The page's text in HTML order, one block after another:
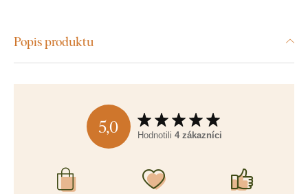
Popis produktu
5,0 Hodnotili 4 zákazníci